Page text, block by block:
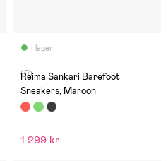
I lager
(0)
Reima Sankari Barefoot
Sneakers, Maroon
1 299 kr